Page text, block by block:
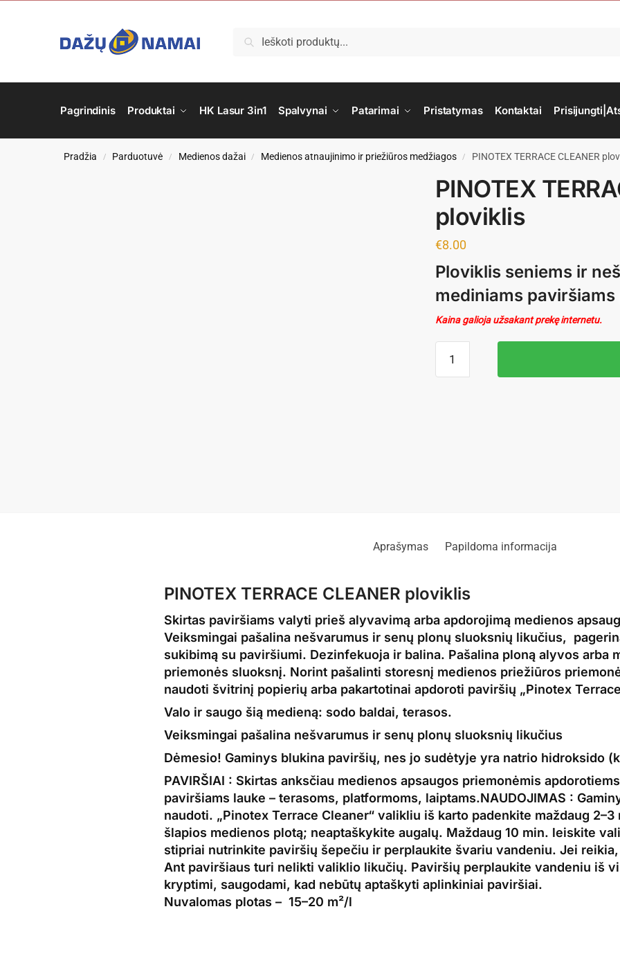
Ieškoti
Pagrindinis Produktai HK Lasur 3in1 Spalvynai Patarimai Pristatymas Kontaktai
Pradžia / Parduotuvė / Medienos dažai / Medienos atnaujinimo ir priežiūros medžiagos / PINOTEX TERRACE CLEANER
PINOTEX
ploviklis
€8.00
Ploviklis seniems ir
mediniams
Kaina galioja užsakant prekę internetu.
Aprašymas Papildoma informacija
PINOTEX TERRACE CLEANER ploviklis
Skirtas paviršiams valyti prieš alyvavimą arba apdorojimą medienos
Veiksmingai pašalina nešvarumus ir senų plonų sluoksnių likučius,
sukibimą su paviršiumi. Dezinfekuoja ir balina. Pašalina ploną alyvos arba
priemonės sluoksnį. Norint pašalinti storesnį medienos priežiūros
naudoti švitrinį popierių arba pakartotinai apdoroti paviršių „Pinotex
Valo ir saugo šią medieną: sodo baldai, terasos.
Veiksmingai pašalina nešvarumus ir senų plonų sluoksnių likučius
Dėmesio! Gaminys blukina paviršių, nes jo sudėtyje yra natrio hidroksido
PAVIRŠIAI : Skirtas anksčiau medienos apsaugos priemonėmis
paviršiams lauke –terasoms, platformoms, laiptams.NAUDOJIMAS :
naudoti. „Pinotex Terrace Cleaner“ valikliu iš karto padenkite maždaug
šlapios medienos plotą; neaptaškykite augalų. Maždaug 10 min. leiskite
stipriai nutrinkite paviršių šepečiu ir perplaukite švariu vandeniu. Jei
Ant paviršiaus turi nelikti valikliolikučių. Paviršių perplaukite vandeniu iš
kryptimi, saugodami, kad nebūtų aptaškyti aplinkiniai paviršiai.
Nuvalomas plotas –15–20 m²/l